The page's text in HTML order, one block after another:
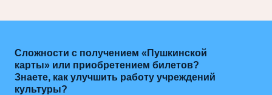
Сложности с получением «Пушкинской
карты» или приобретением билетов?
Знаете, как улучшить работу учреждений
культуры?